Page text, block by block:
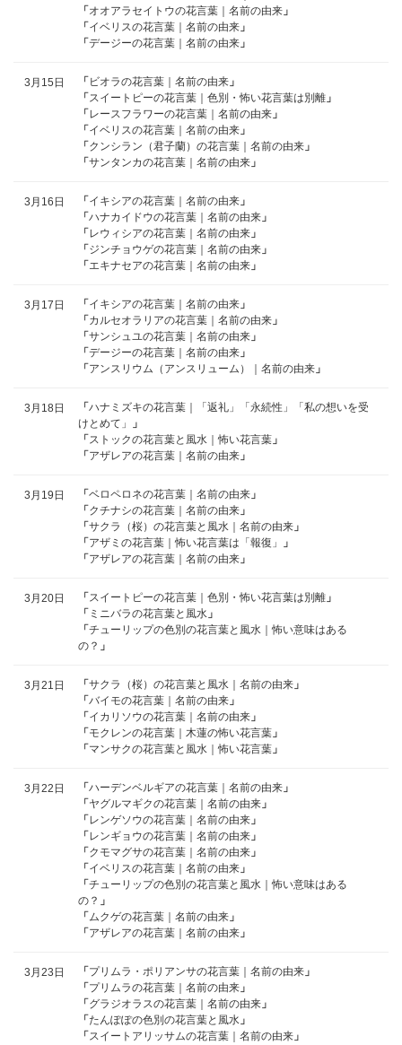
「 オオアラセイトウの花言葉｜名前の由来 」
「 イベリスの花言葉｜名前の由来 」
「 デージーの花言葉｜名前の由来 」
3月15日 「 ビオラの花言葉｜名前の由来 」
「 スイートピーの花言葉｜色別・怖い花言葉は別離 」
「 レースフラワーの花言葉｜名前の由来 」
「 イベリスの花言葉｜名前の由来 」
「 クンシラン（君子蘭）の花言葉｜名前の由来 」
「 サンタンカの花言葉｜名前の由来 」
3月16日 「 イキシアの花言葉｜名前の由来 」
「 ハナカイドウの花言葉｜名前の由来 」
「 レウィシアの花言葉｜名前の由来 」
「 ジンチョウゲの花言葉｜名前の由来 」
「 エキナセアの花言葉｜名前の由来 」
3月17日 「 イキシアの花言葉｜名前の由来 」
「 カルセオラリアの花言葉｜名前の由来 」
「 サンシュユの花言葉｜名前の由来 」
「 デージーの花言葉｜名前の由来 」
「 アンスリウム（アンスリューム）｜名前の由来 」
3月18日 「 ハナミズキの花言葉｜「返礼」「永続性」「私の想いを受
けとめて」
」
「 ストックの花言葉と風水｜怖い花言葉 」
「 アザレアの花言葉｜名前の由来 」
3月19日 「 ベロペロネの花言葉｜名前の由来 」
「 クチナシの花言葉｜名前の由来 」
「 サクラ（桜）の花言葉と風水｜名前の由来 」
「 アザミの花言葉｜怖い花言葉は「報復」
」
「 アザレアの花言葉｜名前の由来 」
3月20日 「 スイートピーの花言葉｜色別・怖い花言葉は別離 」
「 ミニバラの花言葉と風水 」
「 チューリップの色別の花言葉と風水｜怖い意味はある
の？ 」
3月21日 「 サクラ（桜）の花言葉と風水｜名前の由来 」
「 バイモの花言葉｜名前の由来 」
「 イカリソウの花言葉｜名前の由来 」
「 モクレンの花言葉｜木蓮の怖い花言葉 」
「 マンサクの花言葉と風水｜怖い花言葉 」
3月22日 「 ハーデンベルギアの花言葉｜名前の由来 」
「 ヤグルマギクの花言葉｜名前の由来 」
「 レンゲソウの花言葉｜名前の由来 」
「 レンギョウの花言葉｜名前の由来 」
「 クモマグサの花言葉｜名前の由来 」
「 イベリスの花言葉｜名前の由来 」
「 チューリップの色別の花言葉と風水｜怖い意味はある
の？ 」
「 ムクゲの花言葉｜名前の由来 」
「 アザレアの花言葉｜名前の由来 」
3月23日 「 プリムラ・ポリアンサの花言葉｜名前の由来 」
「 プリムラの花言葉｜名前の由来 」
「 グラジオラスの花言葉｜名前の由来 」
「 たんぽぽの色別の花言葉と風水 」
「 スイートアリッサムの花言葉｜名前の由来 」